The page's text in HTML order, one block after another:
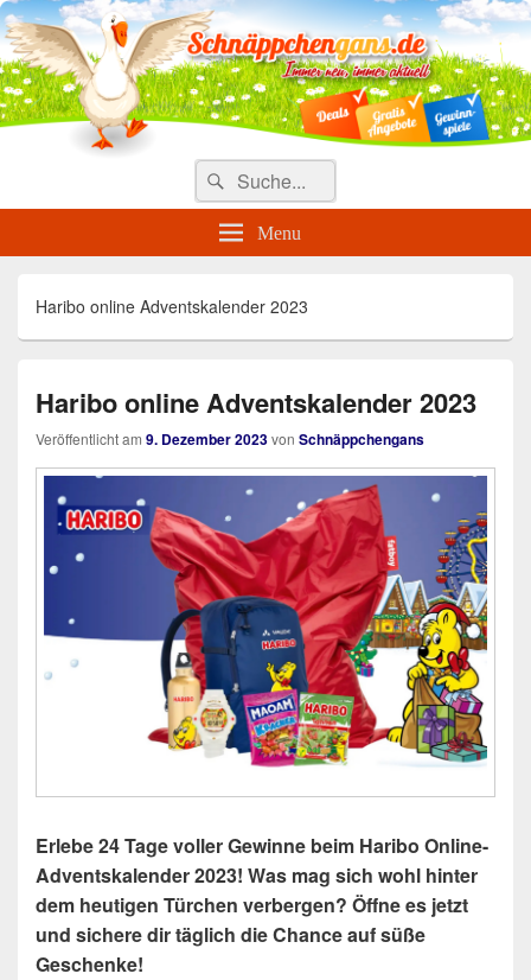
Täglich die besten Gewinnspiele
und Angebote
Search
for:
Suche
Menu
Haribo online Adventskalender 2023
Haribo online Adventskalender 2023
Veröffentlicht am 9. Dezember 2023von Schnäppchengans
Erlebe 24 Tage voller Gewinne beim Haribo Online-
Adventskalender 2023! Was mag sich wohl hinter
dem heutigen Türchen verbergen? Öffne es jetzt
und sichere dir täglich die Chance auf süße
Geschenke!